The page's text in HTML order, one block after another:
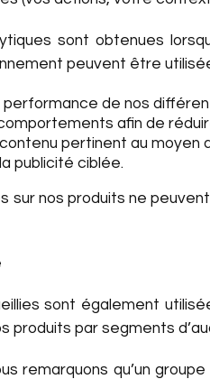
sont obtenues
peuvent être
performance de nos
afin de
pertinent au moyen
publicité ciblée.
sur nos produits ne
sont également
produits par segments
remarquons qu’un